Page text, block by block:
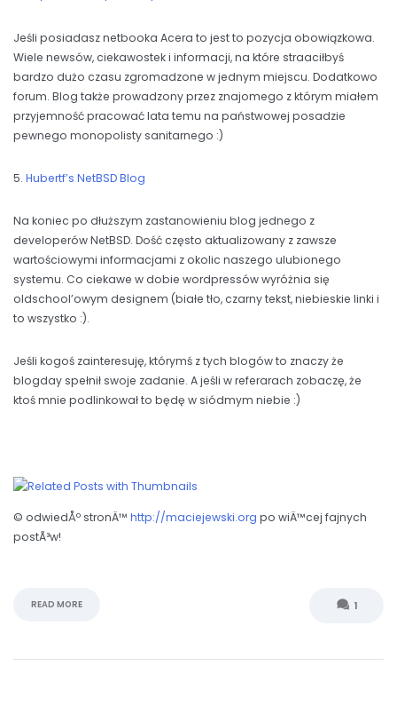
Jeśli posiadasz netbooka Acera to jest to pozycja obowiązkowa.
Wiele newsów, ciekawostek i informacji, na które straaciłbyś
bardzo dużo czasu zgromadzone w jednym miejscu. Dodatkowo
forum. Blog także prowadzony przez znajomego z którym miałem
przyjemność pracować lata temu na państwowej posadzie
pewnego monopolisty sanitarnego :)
5. Hubertf’s NetBSD Blog
Na koniec po dłuższym zastanowieniu blog jednego z
developerów NetBSD. Dość często aktualizowany z zawsze
wartościowymi informacjami z okolic naszego ulubionego
systemu. Co ciekawe w dobie wordpressów wyróżnia się
oldschool’owym designem (białe tło, czarny tekst, niebieskie linki i
to wszystko :).
Jeśli kogoś zainteresuję, którymś z tych blogów to znaczy że
blogday spełnił swoje zadanie. A jeśli w referarach zobaczę, że
ktoś mnie podlinkował to będę w siódmym niebie :)
© odwiedÅº stronÄ™ http://maciejewski.org po wiÄ™cej fajnych
postÃ³w!
READ MORE 1